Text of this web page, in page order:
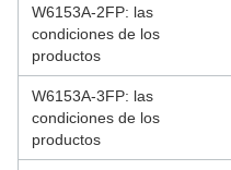
W6153A-2FP: las
condiciones de los
productos
W6153A-3FP: las
condiciones de los
productos